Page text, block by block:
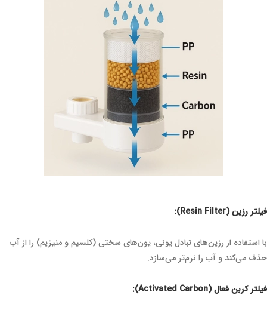
فیلتر رزین (Resin Filter):
با استفاده از رزین‌های تبادل یونی، یون‌های سختی (کلسیم و منیزیم) را از آب
حذف می‌کند و آب را نرم‌تر می‌سازد.
فیلتر کربن فعال (Activated Carbon):